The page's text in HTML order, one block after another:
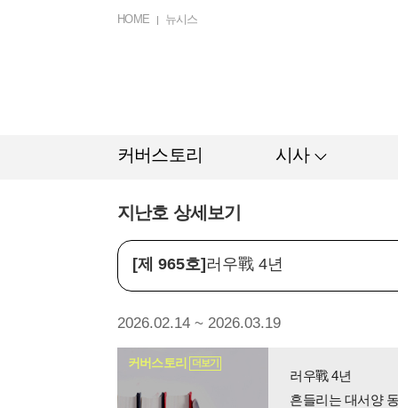
HOME 뉴시스
커버스토리 시사
지난호 상세보기
[제 965호] 러우戰 4년
2026.02.14 ~ 2026.03.19
커버스토리 더보기
러우戰 4년
흔들리는 대서양